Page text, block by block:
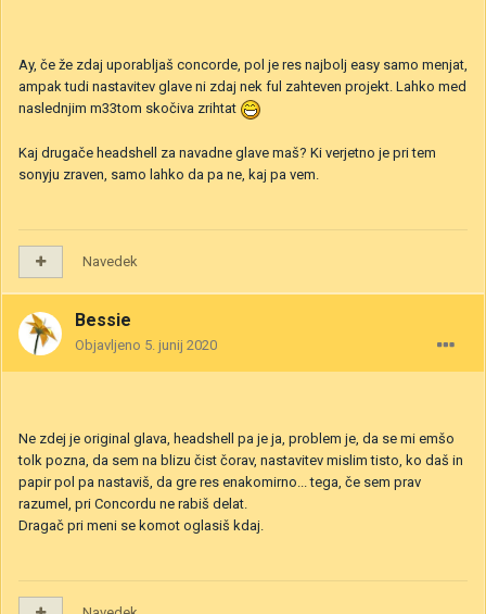
Ay, če že zdaj uporabljaš concorde, pol je res najbolj easy samo menjat,
ampak tudi nastavitev glave ni zdaj nek ful zahteven projekt. Lahko med
naslednjim m33tom skočiva zrihtat
Kaj drugače headshell za navadne glave maš? Ki verjetno je pri tem
sonyju zraven, samo lahko da pa ne, kaj pa vem.
Navedek
Bessie
Objavljeno 5. junij 2020
Ne zdej je original glava, headshell pa je ja, problem je, da se mi emšo
tolk pozna, da sem na blizu čist čorav, nastavitev mislim tisto, ko daš in
papir pol pa nastaviš, da gre res enakomirno... tega, če sem prav
razumel, pri Concordu ne rabiš delat.
Dragač pri meni se komot oglasiš kdaj.